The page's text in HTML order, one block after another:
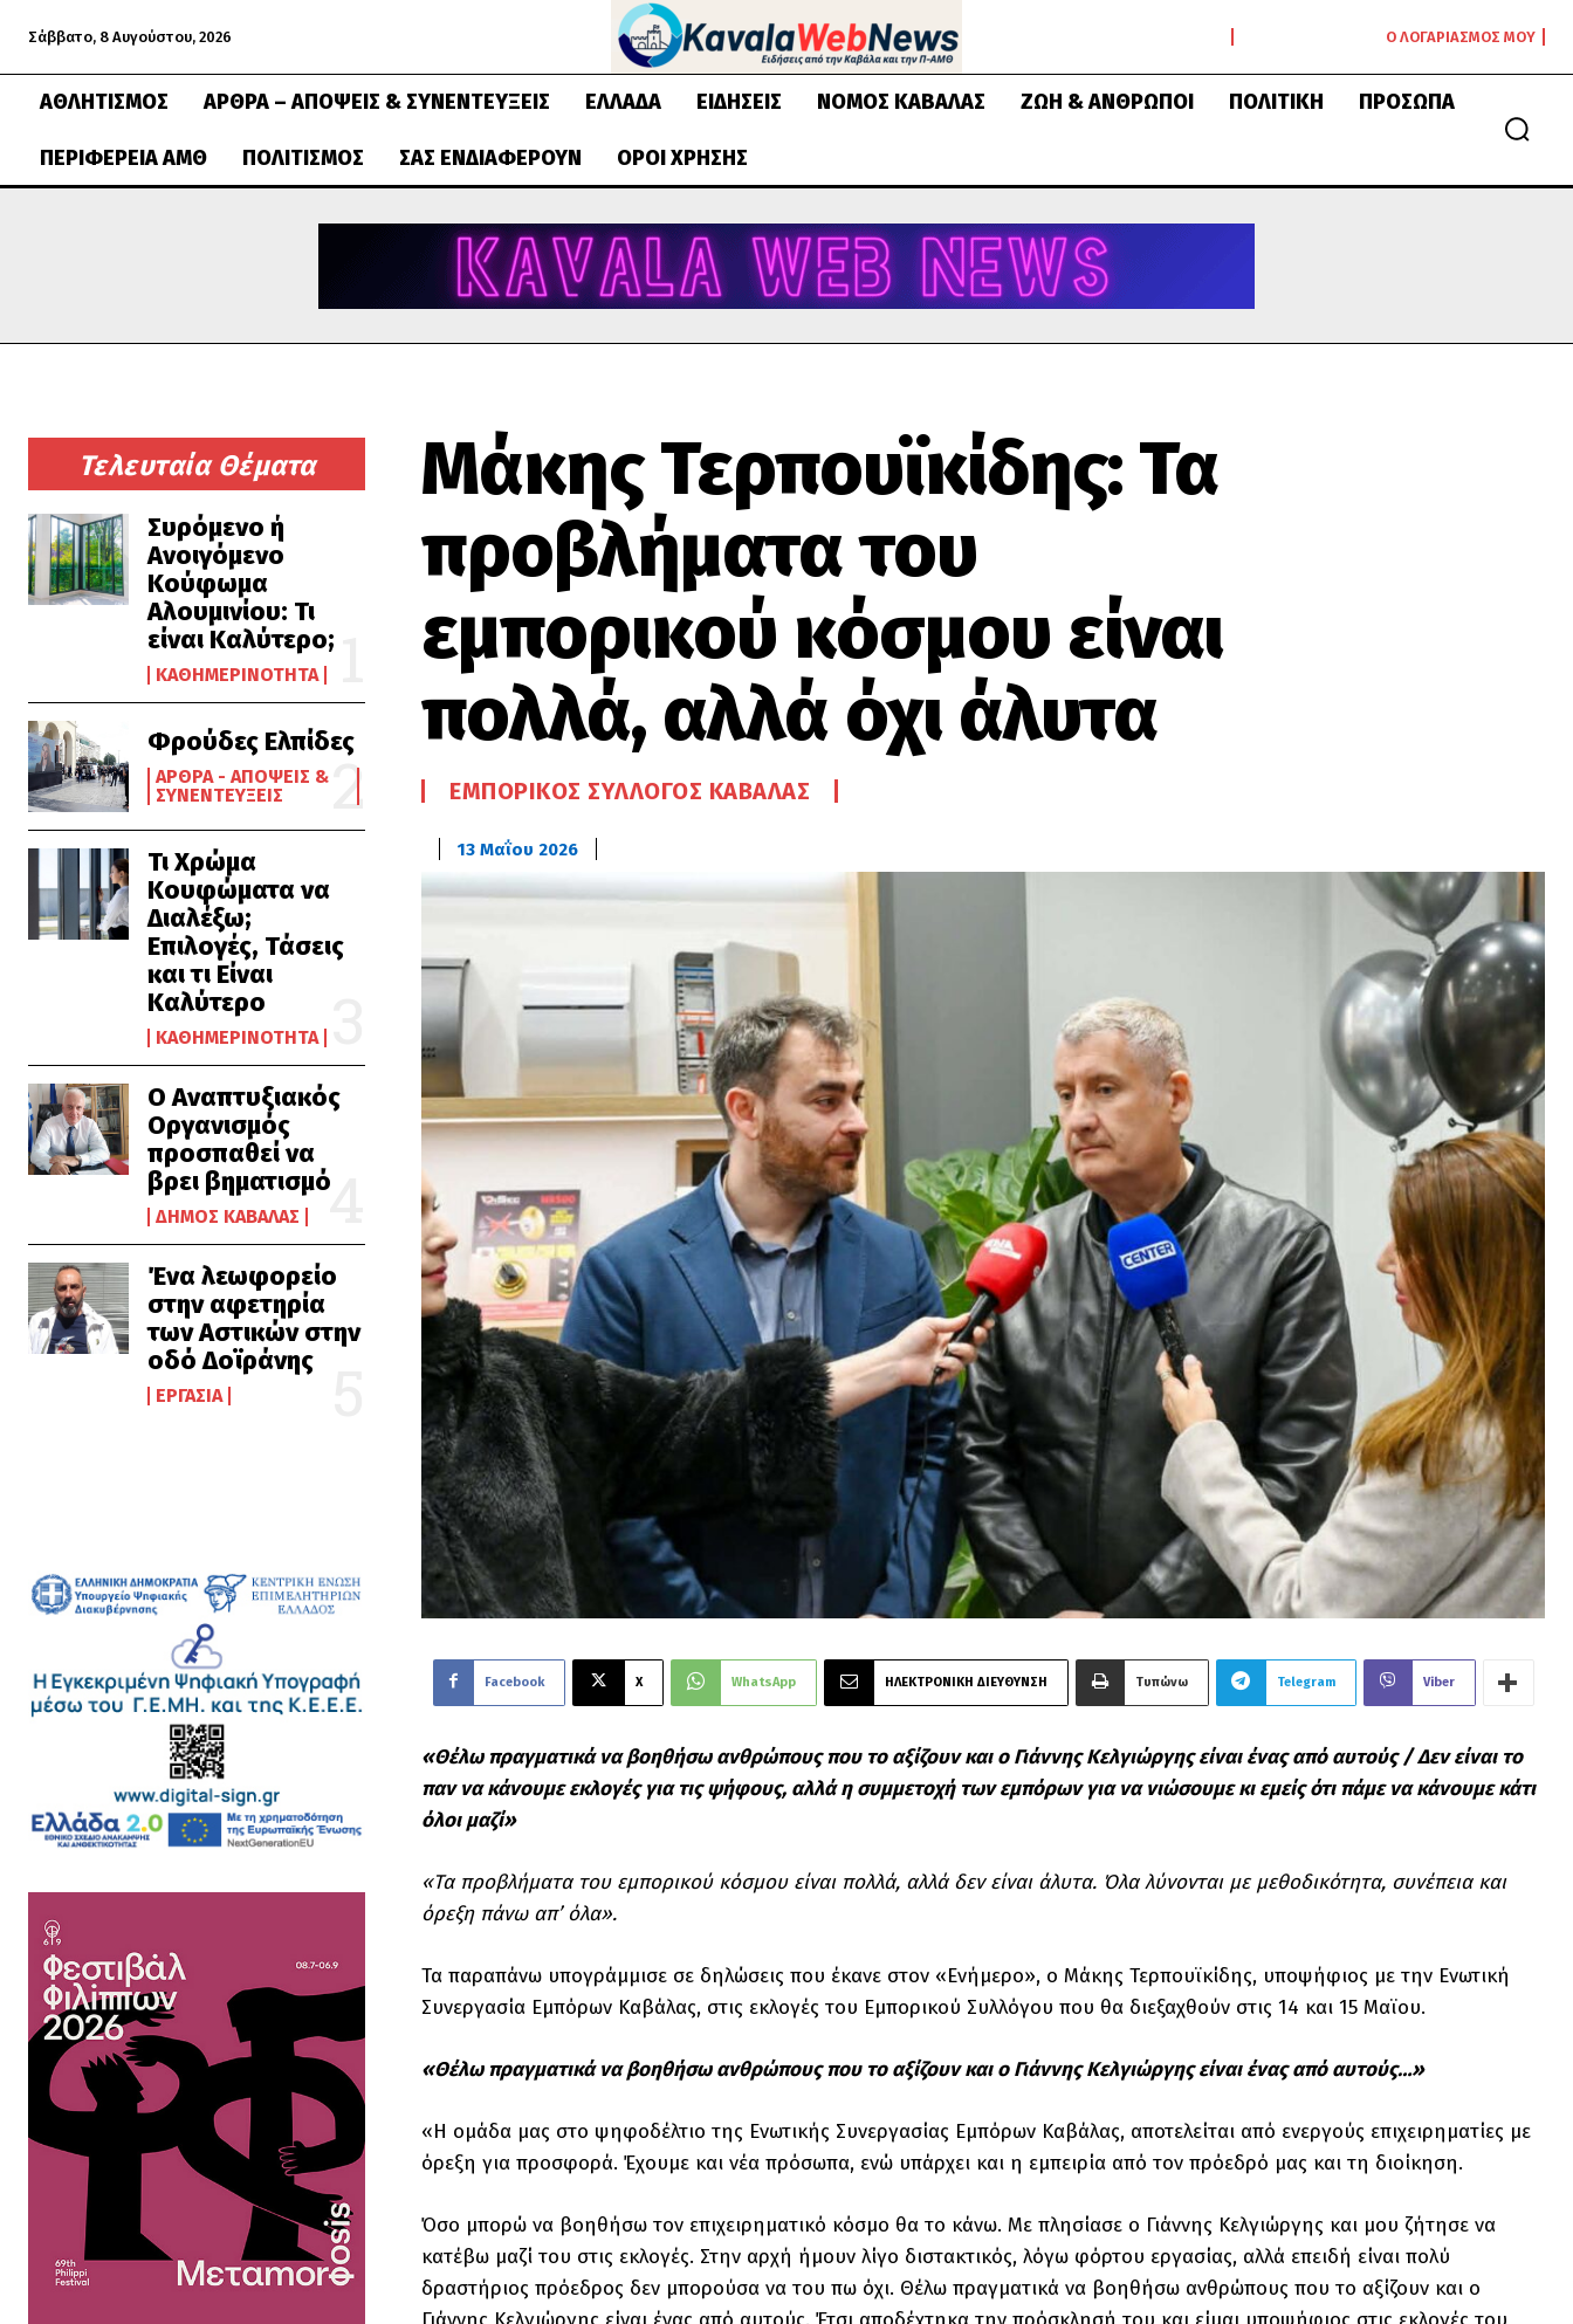
Σάββατο, 8 Αυγούστου, 2026 Ο ΛΟΓΑΡΙΑΣΜΌΣ ΜΟΥ
ΑΘΛΗΤΙΣΜΌΣ ΆΡΘΡΑ – ΑΠΌΨΕΙΣ & ΣΥΝΕΝΤΕΎΞΕΙΣ ΕΛΛΆΔΑ ΕΙΔΉΣΕΙΣ ΝΟΜΌΣ ΚΑΒΆΛΑΣ ΖΩΉ & ΆΝΘΡΩΠΟΙ ΠΟΛΙΤΙΚΉ ΠΡΌΣΩΠΑ
ΠΕΡΙΦΈΡΕΙΑ ΑΜΘ ΠΟΛΙΤΙΣΜΌΣ ΣΑΣ ΕΝΔΙΑΦΈΡΟΥΝ ΌΡΟΙ ΧΡΉΣΗΣ
Τελευταία Θέματα
Συρόμενο ή
Ανοιγόμενο
Κούφωμα
Αλουμινίου: Τι
είναι Καλύτερο;
ΚΑΘΗΜΕΡΙΝΌΤΗΤΑ
Φρούδες Ελπίδες
ΆΡΘΡΑ - ΑΠΌΨΕΙΣ &
ΣΥΝΕΝΤΕΎΞΕΙΣ
Τι Χρώμα
Κουφώματα να
Διαλέξω;
Επιλογές, Τάσεις
και τι Είναι
Καλύτερο
ΚΑΘΗΜΕΡΙΝΌΤΗΤΑ
Ο Αναπτυξιακός
Οργανισμός
προσπαθεί να
βρει βηματισμό
ΔΉΜΟΣ ΚΑΒΆΛΑΣ
Ένα λεωφορείο
στην αφετηρία
των Αστικών στην
οδό Δοϊράνης
ΕΡΓΑΣΊΑ
Μάκης Τερπουϊκίδης: Τα
προβλήματα του
εμπορικού κόσμου είναι
πολλά, αλλά όχι άλυτα
ΕΜΠΟΡΙΚΌΣ ΣΎΛΛΟΓΟΣ ΚΑΒΆΛΑΣ
13 Μαΐου 2026
Facebook X WhatsApp ΗΛΕΚΤΡΟΝΙΚΗ ΔΙΕΥΘΥΝΣΗ Τυπώνω Telegram Viber
«Θέλω πραγματικά να βοηθήσω ανθρώπους που το αξίζουν και ο Γιάννης Κελγιώργης είναι ένας από αυτούς /Δεν είναι το
παν να κάνουμε εκλογές για τις ψήφους, αλλά η συμμετοχή των εμπόρων για να νιώσουμε κι εμείς ότι πάμε να κάνουμε κάτι
όλοι μαζί»
«Τα προβλήματα του εμπορικού κόσμου είναι πολλά, αλλά δεν είναι άλυτα. Όλα λύνονται με μεθοδικότητα, συνέπεια και
όρεξη πάνω απ’ όλα».
Τα παραπάνω υπογράμμισε σε δηλώσεις που έκανε στον «Ενήμερο», ο Μάκης Τερπουϊκίδης, υποψήφιος με την Ενωτική
Συνεργασία Εμπόρων Καβάλας, στις εκλογές του Εμπορικού Συλλόγου που θα διεξαχθούν στις 14 και 15 Μαϊου.
«Θέλω πραγματικά να βοηθήσω ανθρώπους που το αξίζουν και ο Γιάννης Κελγιώργης είναι ένας από αυτούς…»
«Η ομάδα μας στο ψηφοδέλτιο της Ενωτικής Συνεργασίας Εμπόρων Καβάλας, αποτελείται από ενεργούς επιχειρηματίες με
όρεξη για προσφορά. Έχουμε και νέα πρόσωπα, ενώ υπάρχει και η εμπειρία από τον πρόεδρό μας και τη διοίκηση.
Όσο μπορώ να βοηθήσω τον επιχειρηματικό κόσμο θα το κάνω. Με πλησίασε ο Γιάννης Κελγιώργης και μου ζήτησε να
κατέβω μαζί του στις εκλογές. Στην αρχή ήμουν λίγο διστακτικός, λόγω φόρτου εργασίας, αλλά επειδή είναι πολύ
δραστήριος πρόεδρος δεν μπορούσα να του πω όχι. Θέλω πραγματικά να βοηθήσω ανθρώπους που το αξίζουν και ο